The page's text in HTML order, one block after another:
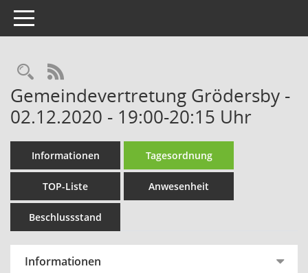
Toggle navigation
Rechercheauswahl
RSS-Feed
Gemeindevertretung Grödersby -
02.12.2020 - 19:00-20:15 Uhr
Informationen Tagesordnung
TOP-Liste Anwesenheit
Beschlussstand
Informationen